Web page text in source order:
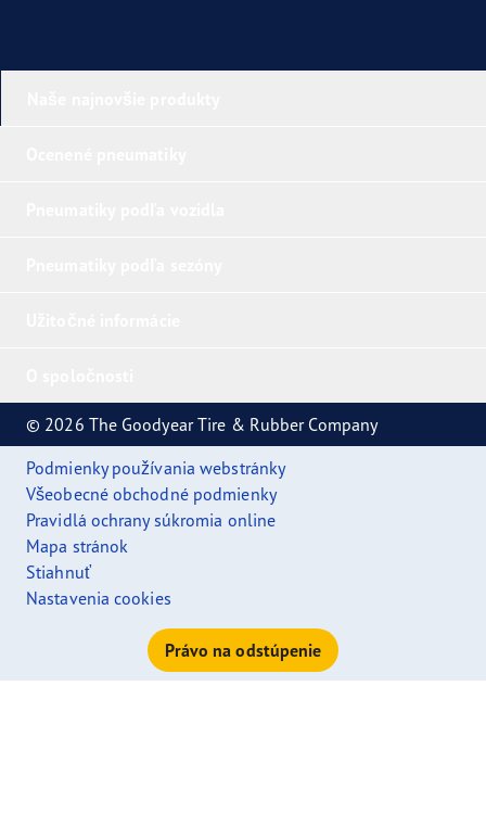
© 2026 The Goodyear Tire & Rubber Company
Podmienky používania webstránky
Všeobecné obchodné podmienky
Pravidlá ochrany súkromia online
Mapa stránok
Stiahnuť
Nastavenia cookies
Právo na odstúpenie